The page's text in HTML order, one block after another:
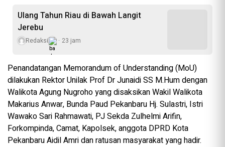
Ulang Tahun Riau di Bawah Langit
Jerebu
Redaksi 23 jam
Penandatangan Memorandum of Understanding (MoU)
dilakukan Rektor Unilak Prof Dr Junaidi SS M.Hum dengan
Walikota Agung Nugroho yang disaksikan Wakil Walikota
Makarius Anwar, Bunda Paud Pekanbaru Hj. Sulastri, Istri
Wawako Sari Rahmawati, PJ Sekda Zulhelmi Arifin,
Forkompinda, Camat, Kapolsek, anggota DPRD Kota
Pekanbaru Aidil Amri dan ratusan masyarakat yang hadir.